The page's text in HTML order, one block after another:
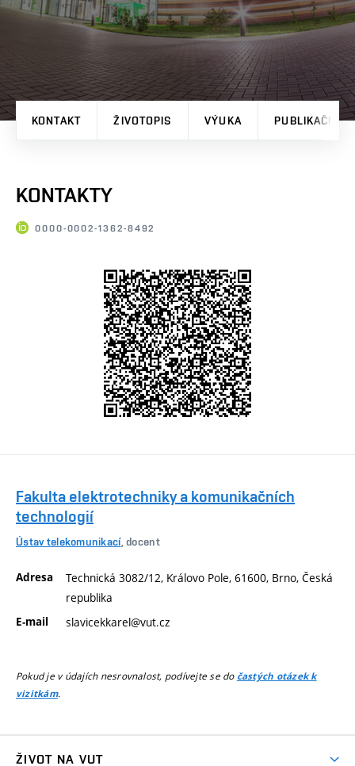
KONTAKT ŽIVOTOPIS VÝUKA PUBLIKAČNÍ
KONTAKTY
0000-0002-1362-8492
Fakulta elektrotechniky a komunikačních
technologií
Ústav telekomunikací, docent
Adresa
Technická 3082/12, Královo Pole, 61600, Brno, Česká
republika
E-mail slavicekkarel@vut.cz
Pokud je v údajích nesrovnalost, podívejte se do častých otázek k
vizitkám.
ŽIVOT NA VUT